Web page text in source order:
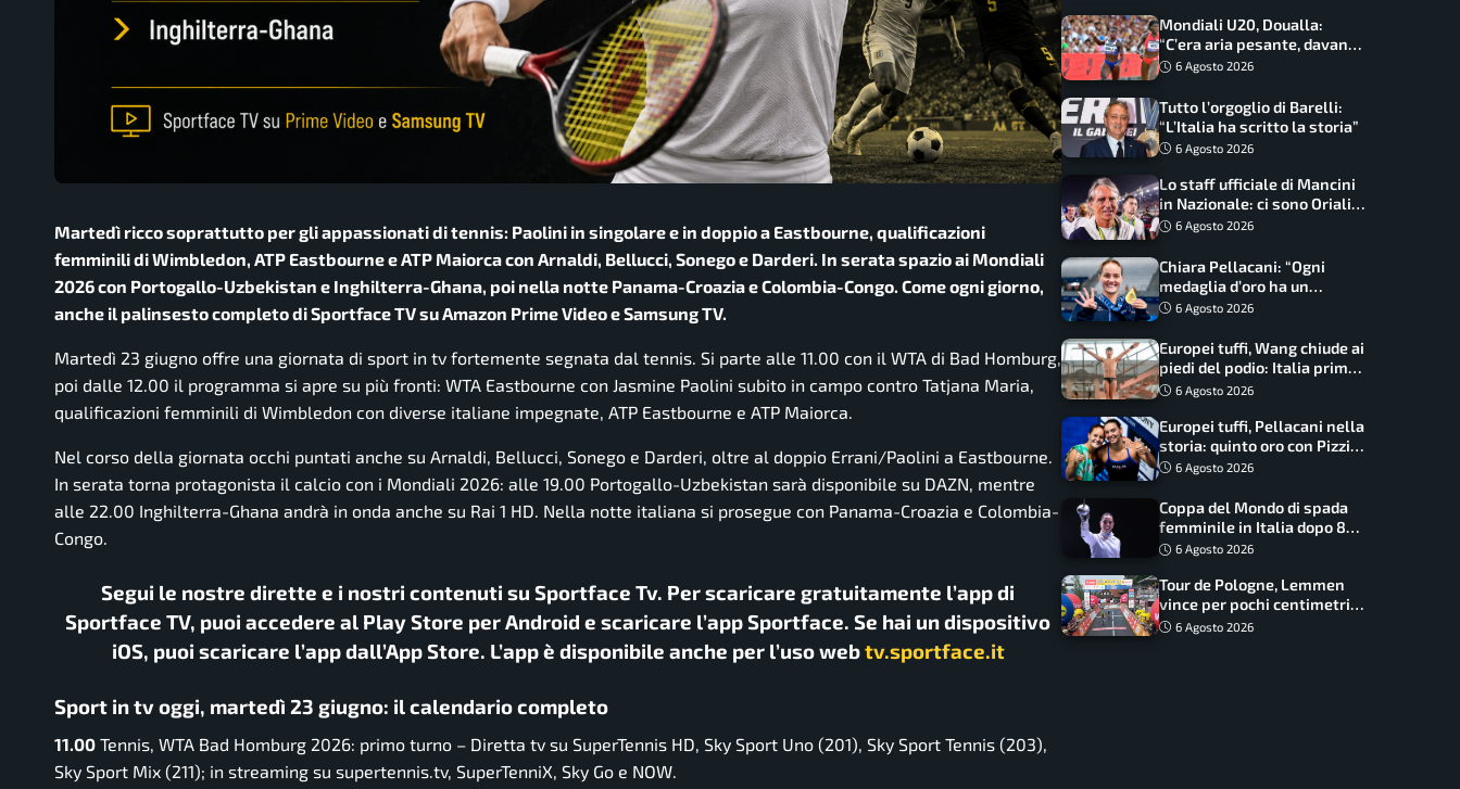
Martedì ricco soprattutto per gli appassionati di tennis: Paolini in singolare e in doppio a Eastbourne, qualificazioni
femminili di Wimbledon, ATP Eastbourne e ATP Maiorca con Arnaldi, Bellucci, Sonego e Darderi. In serata spazio ai Mondiali
2026 con Portogallo-Uzbekistan e Inghilterra-Ghana, poi nella notte Panama-Croazia e Colombia-Congo. Come ogni giorno,
anche il palinsesto completo di Sportface TV su Amazon Prime Video e Samsung TV.
Martedì 23 giugno offre una giornata di sport in tv fortemente segnata dal tennis. Si parte alle 11.00 con il WTA di Bad Homburg,
poi dalle 12.00 il programma si apre su più fronti: WTA Eastbourne con Jasmine Paolini subito in campo contro Tatjana Maria,
qualificazioni femminili di Wimbledon con diverse italiane impegnate, ATP Eastbourne e ATP Maiorca.
Nel corso della giornata occhi puntati anche su Arnaldi, Bellucci, Sonego e Darderi, oltre al doppio Errani/Paolini a Eastbourne.
In serata torna protagonista il calcio con i Mondiali 2026: alle 19.00 Portogallo-Uzbekistan sarà disponibile su DAZN, mentre
alle 22.00 Inghilterra-Ghana andrà in onda anche su Rai 1 HD. Nella notte italiana si prosegue con Panama-Croazia e Colombia-
Congo.
Segui le nostre dirette e i nostri contenuti su Sportface Tv. Per scaricare gratuitamente l’app di
Sportface TV, puoi accedere al Play Store per Android e scaricare l’app Sportface. Se hai un dispositivo
iOS, puoi scaricare l’app dall’App Store. L’app è disponibile anche per l’uso webtv.sportface.it
Sport in tv oggi, martedì 23 giugno: il calendario completo
11.00 Tennis, WTA Bad Homburg 2026: primo turno – Diretta tv su SuperTennis HD, Sky Sport Uno (201), Sky Sport Tennis (203),
Sky Sport Mix (211); in streaming su supertennis.tv, SuperTenniX, Sky Go e NOW.
Mondiali U20, Doualla:
“C’era aria pesante, davano
le mascherine! Finale? Non
6 Agosto 2026
Tutto l’orgoglio di Barelli:
“L’Italia ha scritto la storia”
6 Agosto 2026
Lo staff ufficiale di Mancini
in Nazionale: ci sono Oriali e
Bonucci, confermato un
6 Agosto 2026
Chiara Pellacani: “Ogni
medaglia d’oro ha un
significato diverso. Ho fatto
6 Agosto 2026
Europei tuffi, Wang chiude ai
piedi del podio: Italia prima
nel medagliere
6 Agosto 2026
Europei tuffi, Pellacani nella
storia: quinto oro con Pizzini
nel sincro da 3 metri
6 Agosto 2026
Coppa del Mondo di spada
femminile in Italia dopo 8
anni, Alberta Santuccio: “Il
frutti”
6 Agosto 2026
Tour de Pologne, Lemmen
vince per pochi centimetri
su Scaroni: maxi-caduta e
6 Agosto 2026